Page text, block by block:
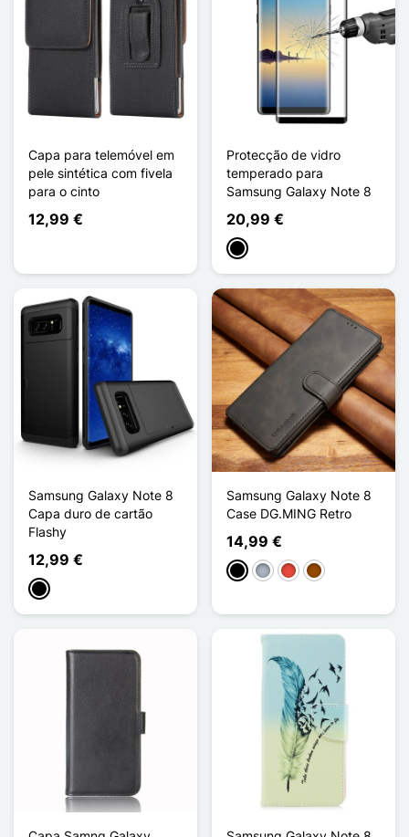
Capa para telemóvel em
pele sintética com fivela
para o cinto
12,99 €
Protecção de vidro
temperado para
Samsung Galaxy Note 8
20,99 €
Preto
Samsung Galaxy Note 8
Capa duro de cartão
Flashy
12,99 €
Preto
Samsung Galaxy Note 8
Case DG.MING Retro
14,99 €
PretoCinzento
VermelhoCastanho